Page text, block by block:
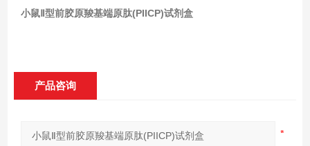
小鼠Ⅱ型前胶原羧基端原肽(PIICP)试剂盒
产品咨询